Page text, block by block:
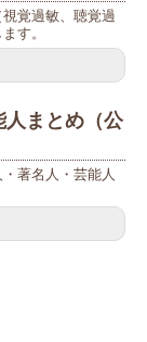
覚過敏、聴覚過
す。
人まとめ（公
著名人・芸能人